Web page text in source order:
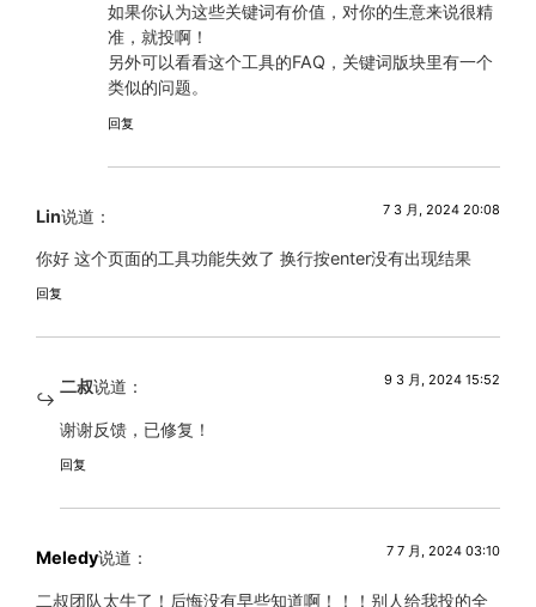
如果你认为这些关键词有价值，对你的生意来说很精
准，就投啊！
另外可以看看这个工具的FAQ，关键词版块里有一个
类似的问题。
回复
Lin说道： 7 3 月, 2024 20:08
你好 这个页面的工具功能失效了 换行按enter没有出现结果
回复
二叔说道： 9 3 月, 2024 15:52
谢谢反馈，已修复！
回复
Meledy说道： 7 7 月, 2024 03:10
二叔团队太牛了！后悔没有早些知道啊！！！别人给我投的全